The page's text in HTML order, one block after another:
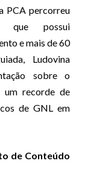
PCA percorreu
que possui
e mais de 60
Ludovina
sobre o
um recorde de
de GNL em
de Conteúdo